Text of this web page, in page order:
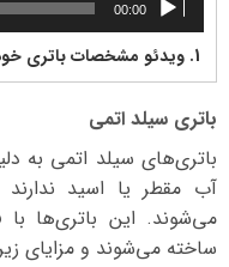
00:00
1. ویدئو مشخصات باتری
باتری سیلد اتمی
باتری‌های سیلد اتمی به
آب مقطر یا اسید
می‌شوند. این باتری‌ها با
ساخته می‌شوند و مزایای